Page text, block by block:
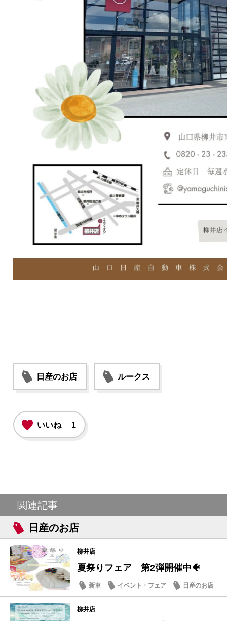
日産のお店 ルークス
いいね 1
関連記事
日産のお店
柳井店
夏祭りフェア 第2弾開催中🐠
新車 イベント・フェア 日産のお店
柳井店